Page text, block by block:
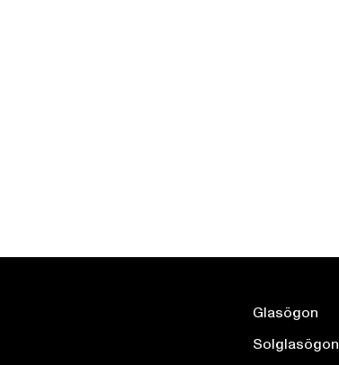
Glasögon
Solglasögon